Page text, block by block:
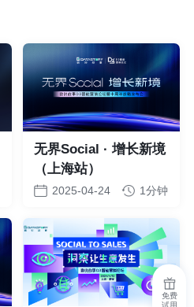
无界Social · 增长新境
（上海站）
2025-04-24 1分钟
免费